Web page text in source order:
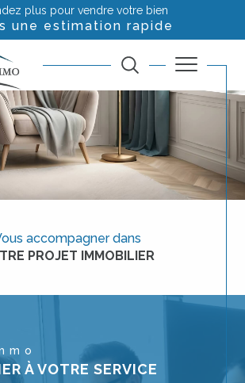
plus pour vendre votre bien
une estimation rapide
Vous accompagner dans
PROJET IMMOBILIER
À VOTRE SERVICE